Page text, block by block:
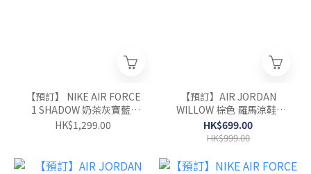
【預訂】 NIKE AIR FORCE
1 SHADOW 奶茶灰寶藍-
WOMEN
HK$1,299.00
【預訂】AIR JORDAN
WILLOW 棕色 羅馬涼鞋-
WOMEN
HK$699.00
HK$999.00